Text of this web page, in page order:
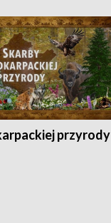
przyrody